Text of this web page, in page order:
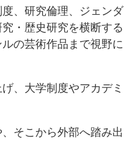
、研究倫理、ジェンダ
・歴史研究を横断する
の芸術作品まで視野に
、大学制度やアカデミ
そこから外部へ踏み出